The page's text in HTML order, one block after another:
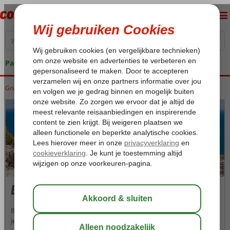
Pakketgarantie
Home
Griekenland Zakynthos Zakynthos
Bohali
Boven Zakynthos-Stad vind je het authentieke plaatsje Bohali, waar
je in rust van je welverdiende vakantie geniet. Met een fantastische